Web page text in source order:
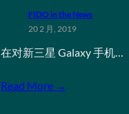
FIDO in the News
20 2 月, 2019
在对新三星 Galaxy 手机…
Read More →